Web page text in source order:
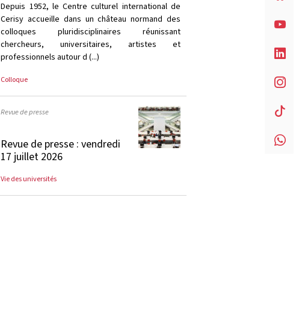
Depuis 1952, le Centre culturel international de
Cerisy accueille dans un château normand des
colloques pluridisciplinaires réunissant
chercheurs, universitaires, artistes et
professionnels autour d (...)
Colloque
Revue de presse
Revue de presse : vendredi
17 juillet 2026
Vie des universités